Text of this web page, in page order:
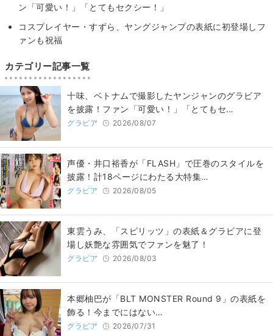
ン「可愛い！」「とてもセクシー！」
コスプレイヤー・すずら、ヤングジャンプの表紙に初登場しフ
ァンも祝福
カテゴリー記事一覧
十味、ベトナムで撮影したヤンジャンのグラビア
を披露！ファン「可愛い！」「とてもセ…
グラビア 2026/08/07
声優・井口裕香が「FLASH」で圧巻のスタイルを
披露！計18ページにわたる大特集…
グラビア 2026/08/05
東雲うみ、「スピリッツ」の表紙＆グラビアに登
場し妖艶な雰囲気でファンを魅了！
グラビア 2026/08/03
本郷柚巴が「BLT MONSTER Round 9」の表紙を
飾る！今までにはない…
グラビア 2026/07/31